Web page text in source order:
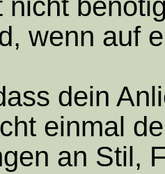
nicht
wenn auf
dein
einmal
an Stil,